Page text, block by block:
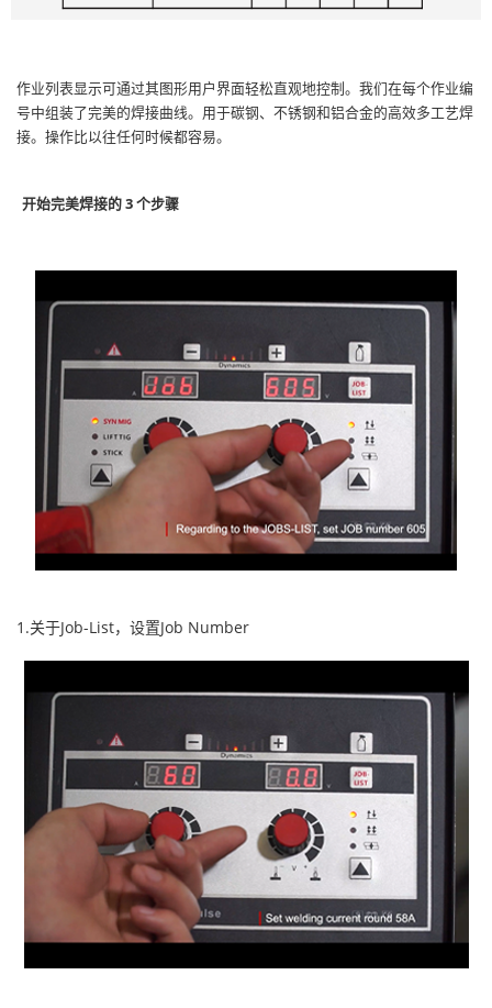
作业列表显示可通过其图形用户界面轻松直观地控制。我们在每个作业编
号中组装了完美的焊接曲线。用于碳钢、不锈钢和铝合金的高效多工艺焊
接。操作比以往任何时候都容易。
开始完美焊接的 3 个步骤
1.关于Job-List，设置Job Number